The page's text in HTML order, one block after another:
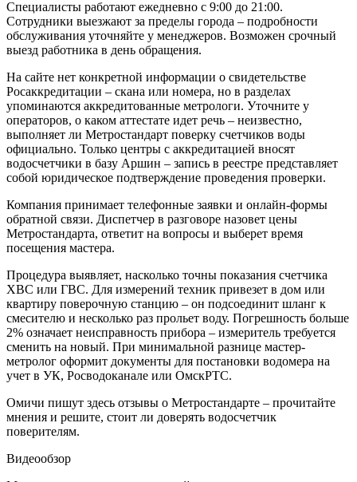
Специалисты работают ежедневно с 9:00 до 21:00.
Сотрудники выезжают за пределы города – подробности
обслуживания уточняйте у менеджеров. Возможен срочный
выезд работника в день обращения.
На сайте нет конкретной информации о свидетельстве
Росаккредитации – скана или номера, но в разделах
упоминаются аккредитованные метрологи. Уточните у
операторов, о каком аттестате идет речь – неизвестно,
выполняет ли Метростандарт поверку счетчиков воды
официально. Только центры с аккредитацией вносят
водосчетчики в базу Аршин – запись в реестре представляет
собой юридическое подтверждение проведения проверки.
Компания принимает телефонные заявки и онлайн-формы
обратной связи. Диспетчер в разговоре назовет цены
Метростандарта, ответит на вопросы и выберет время
посещения мастера.
Процедура выявляет, насколько точны показания счетчика
ХВС или ГВС. Для измерений техник привезет в дом или
квартиру поверочную станцию – он подсоединит шланг к
смесителю и несколько раз прольет воду. Погрешность больше
2% означает неисправность прибора – измеритель требуется
сменить на новый. При минимальной разнице мастер-
метролог оформит документы для постановки водомера на
учет в УК, Росводоканале или ОмскРТС.
Омичи пишут здесь отзывы о Метростандарте – прочитайте
мнения и решите, стоит ли доверять водосчетчик
поверителям.
Видеообзор